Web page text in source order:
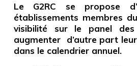
Le G2RC se propose
établissements membres
visibilité sur le panel
augmenter d’autre part
dans le calendrier annuel.